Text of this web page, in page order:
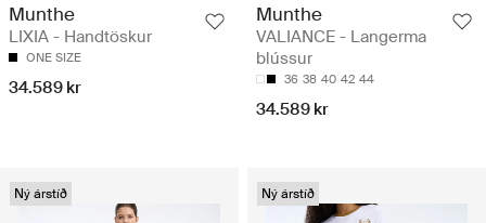
Munthe
LIXIA - Handtöskur
ONE SIZE
34.589 kr
Munthe
VALIANCE - Langerma
blússur
36 38 40 42 44
34.589 kr
Ný árstíð Ný árstíð